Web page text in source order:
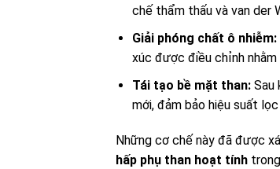
chế thẩm thấu và van der
Giải phóng chất ô nhiễm:
xúc được điều chỉnh
Tái tạo bề mặt than:Sau
mới, đảm bảo hiệu suất
Những cơ chế này đã được
hấp phụ than hoạt tính